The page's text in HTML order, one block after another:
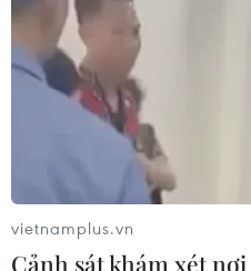
vietnamplus.vn
Cảnh sát khám xét